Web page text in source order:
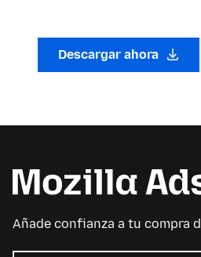
Descargar ahora
Añade confianza a tu compra